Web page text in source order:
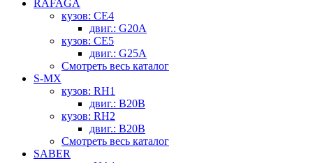
RAFAGA
кузов: CE4
двиг.: G20A
кузов: CE5
двиг.: G25A
Смотреть весь каталог
S-MX
кузов: RH1
двиг.: B20B
кузов: RH2
двиг.: B20B
Смотреть весь каталог
SABER